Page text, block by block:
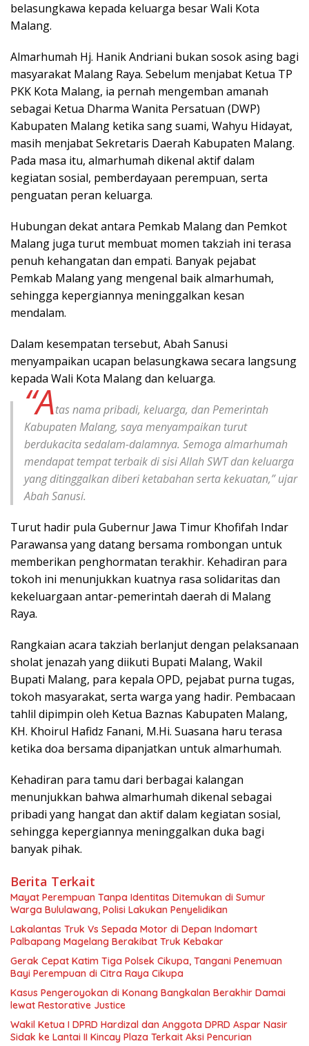
belasungkawa kepada keluarga besar Wali Kota
Malang.
Almarhumah Hj. Hanik Andriani bukan sosok asing bagi
masyarakat Malang Raya. Sebelum menjabat Ketua TP
PKK Kota Malang, ia pernah mengemban amanah
sebagai Ketua Dharma Wanita Persatuan (DWP)
Kabupaten Malang ketika sang suami, Wahyu Hidayat,
masih menjabat Sekretaris Daerah Kabupaten Malang.
Pada masa itu, almarhumah dikenal aktif dalam
kegiatan sosial, pemberdayaan perempuan, serta
penguatan peran keluarga.
Hubungan dekat antara Pemkab Malang dan Pemkot
Malang juga turut membuat momen takziah ini terasa
penuh kehangatan dan empati. Banyak pejabat
Pemkab Malang yang mengenal baik almarhumah,
sehingga kepergiannya meninggalkan kesan
mendalam.
Dalam kesempatan tersebut, Abah Sanusi
menyampaikan ucapan belasungkawa secara langsung
kepada Wali Kota Malang dan keluarga.
“Atas nama pribadi, keluarga, dan Pemerintah
Kabupaten Malang, saya menyampaikan turut
berdukacita sedalam-dalamnya. Semoga almarhumah
mendapat tempat terbaik di sisi Allah SWT dan keluarga
yang ditinggalkan diberi ketabahan serta kekuatan,” ujar
Abah Sanusi.
Turut hadir pula Gubernur Jawa Timur Khofifah Indar
Parawansa yang datang bersama rombongan untuk
memberikan penghormatan terakhir. Kehadiran para
tokoh ini menunjukkan kuatnya rasa solidaritas dan
kekeluargaan antar-pemerintah daerah di Malang
Raya.
Rangkaian acara takziah berlanjut dengan pelaksanaan
sholat jenazah yang diikuti Bupati Malang, Wakil
Bupati Malang, para kepala OPD, pejabat purna tugas,
tokoh masyarakat, serta warga yang hadir. Pembacaan
tahlil dipimpin oleh Ketua Baznas Kabupaten Malang,
KH. Khoirul Hafidz Fanani, M.Hi. Suasana haru terasa
ketika doa bersama dipanjatkan untuk almarhumah.
Kehadiran para tamu dari berbagai kalangan
menunjukkan bahwa almarhumah dikenal sebagai
pribadi yang hangat dan aktif dalam kegiatan sosial,
sehingga kepergiannya meninggalkan duka bagi
banyak pihak.
Berita Terkait
Mayat Perempuan Tanpa Identitas Ditemukan di Sumur
Warga Bululawang, Polisi Lakukan Penyelidikan
Lakalantas Truk Vs Sepada Motor di Depan Indomart
Palbapang Magelang Berakibat Truk Kebakar
Gerak Cepat Katim Tiga Polsek Cikupa, Tangani Penemuan
Bayi Perempuan di Citra Raya Cikupa
Kasus Pengeroyokan di Konang Bangkalan Berakhir Damai
lewat Restorative Justice
Wakil Ketua I DPRD Hardizal dan Anggota DPRD Aspar Nasir
Sidak ke Lantai II Kincay Plaza Terkait Aksi Pencurian